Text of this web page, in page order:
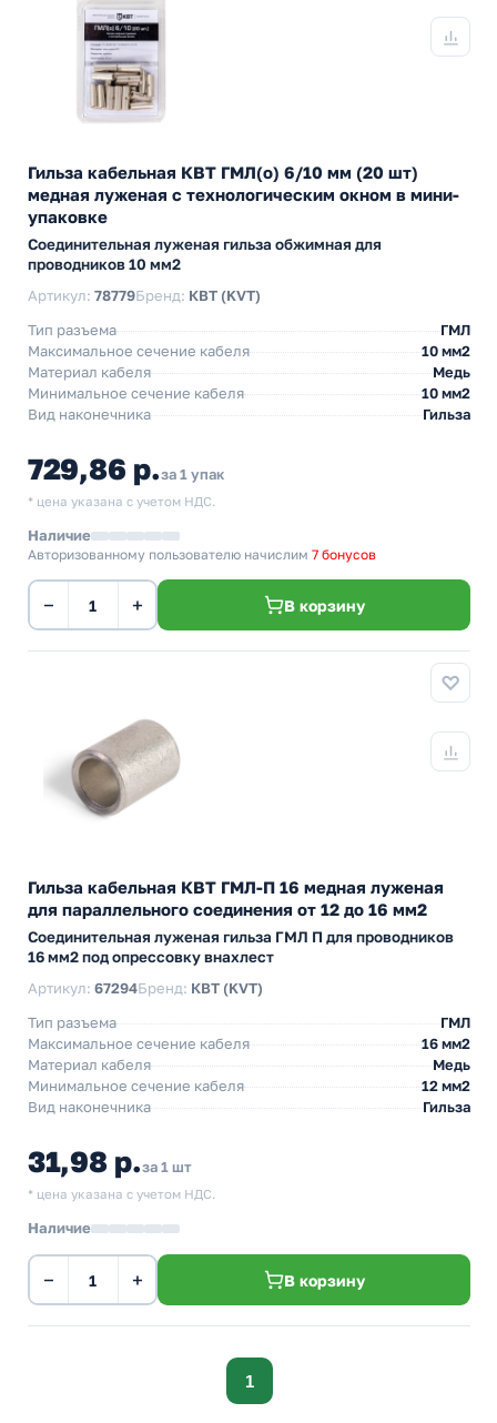
Гильза кабельная КВТ ГМЛ(о) 6/10 мм (20 шт)
медная луженая с технологическим окном в мини-
упаковке
Cоединительная луженая гильза обжимная для
проводников 10 мм2
Артикул: 78779Бренд: КВТ (KVT)
Тип разъема
ГМЛ
Максимальное сечение кабеля
10 мм2
Материал кабеля
Медь
Минимальное сечение кабеля
10 мм2
Вид наконечника
Гильза
729,86 р.за 1 упак
* цена указана с учетом НДС.
Наличие
Авторизованному пользователю начислим 7 бонусов
− + В корзину
Гильза кабельная КВТ ГМЛ-П 16 медная луженая
для параллельного соединения от 12 до 16 мм2
Cоединительная луженая гильза ГМЛ П для проводников
16 мм2 под опрессовку внахлест
Артикул: 67294Бренд: КВТ (KVT)
Тип разъема
ГМЛ
Максимальное сечение кабеля
16 мм2
Материал кабеля
Медь
Минимальное сечение кабеля
12 мм2
Вид наконечника
Гильза
31,98 р.за 1 шт
* цена указана с учетом НДС.
Наличие
− + В корзину
1